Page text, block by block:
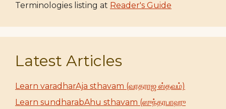
Terminologies listing at Reader's Guide
Latest Articles
Learn varadharAja sthavam (வரதராஜ ஸ்தவம்)
Learn sundharabAhu sthavam (ஸுந்தரபாஹு